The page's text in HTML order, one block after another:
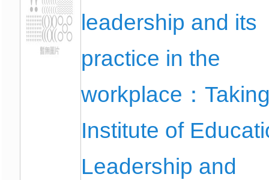
leadership and its
practice in the
workplace：
Institute of
Leadership and